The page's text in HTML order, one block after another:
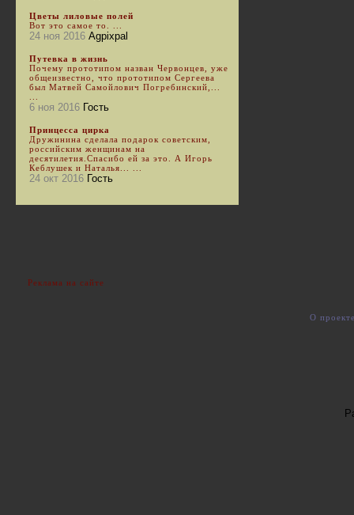
Цветы лиловые полей
Вот это самое то. ...
24 ноя 2016 Agpixpal
Путевка в жизнь
Почему прототипом назван Червонцев, уже
общеизвестно, что прототипом Сергеева
был Матвей Самойлович Погребинский,...
6 ноя 2016 Гость
Принцесса цирка
Дружинина сделала подарок советским,
российским женщинам на
десятилетия.Спасибо ей за это. А Игорь
Кеблушек и Наталья... ...
24 окт 2016 Гость
Реклама на сайте
О